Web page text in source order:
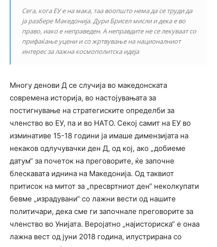
Сега, кога ЕУ е на мака, таа воопшто нема да се труди да
ја разбере Македонија. Дури Брисел мисли и дека е во
право, иако е неправеден. А неправдите не се лекуваат со
прифаќање уцени и со жртвување на националниот
интерес за лажна космополитска идеја
Многу денови Д се случија во македонската
современа историја, во настојувањата за
постигнување на стратегиските определби за
членство во ЕУ, па и во НАТО. Секој самит на ЕУ во
изминативе 15-18 години ја имаше димензијата на
некаков одлучувачки ден Д, од кој, ако „добиеме
датум“ за почеток на преговорите, ќе започне
блескавата иднина на Македонија. Од таквиот
притисок на митот за „пресвртниот ден“ неколкупати
бевме „израдувани“ со лажни вести од нашите
политичари, дека сме ги започнале преговорите за
членство во Унијата. Веројатно „најисториска“ е онаа
лажна вест од јуни 2018 година, илустрирана со